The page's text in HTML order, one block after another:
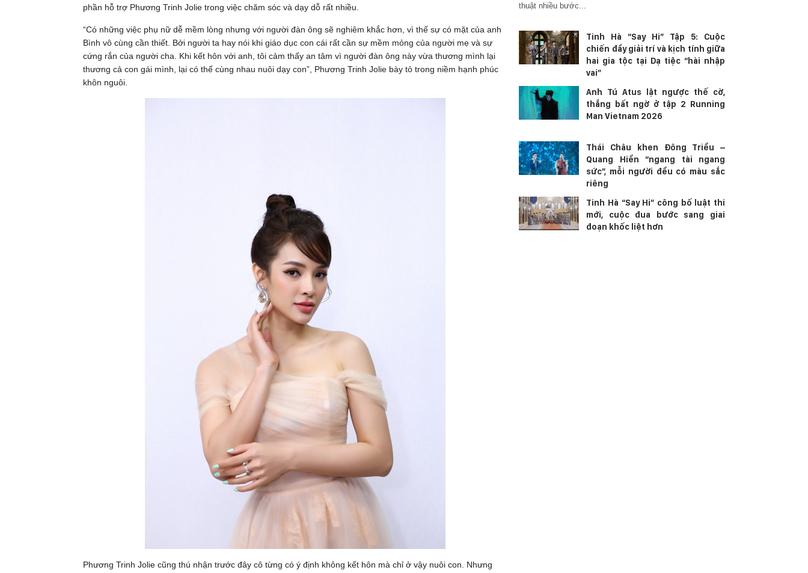
phần hỗ trợ Phương Trinh Jolie trong việc chăm sóc và dạy dỗ rất nhiều.
“Có những việc phụ nữ dễ mềm lòng nhưng với người đàn ông sẽ nghiêm khắc hơn, vì thế sự có mặt của anh
Bình vô cùng cần thiết. Bởi người ta hay nói khi giáo dục con cái rất cần sự mềm mỏng của người mẹ và sự
cứng rắn của người cha. Khi kết hôn với anh, tôi cảm thấy an tâm vì người đàn ông này vừa thương mình lại
thương cả con gái mình, lại có thể cùng nhau nuôi dạy con”, Phương Trinh Jolie bày tỏ trong niềm hạnh phúc
khôn nguôi.
Phương Trinh Jolie cũng thú nhận trước đây cô từng có ý định không kết hôn mà chỉ ở vậy nuôi con. Nhưng
thuật nhiều bước...
Tinh Hà “Say Hi” Tập 5: Cuộc
chiến đầy giải trí và kịch tính giữa
hai gia tộc tại Dạ tiệc “hài nhập
vai”
Anh Tú Atus lật ngược thế cờ,
thắng bất ngờ ở tập 2 Running
Man Vietnam 2026
Thái Châu khen Đông Triều –
Quang Hiền “ngang tài ngang
sức”, mỗi người đều có màu sắc
riêng
Tinh Hà “Say Hi” công bố luật thi
mới, cuộc đua bước sang giai
đoạn khốc liệt hơn